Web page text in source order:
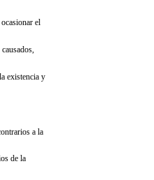
el
existencia y
a la
de la